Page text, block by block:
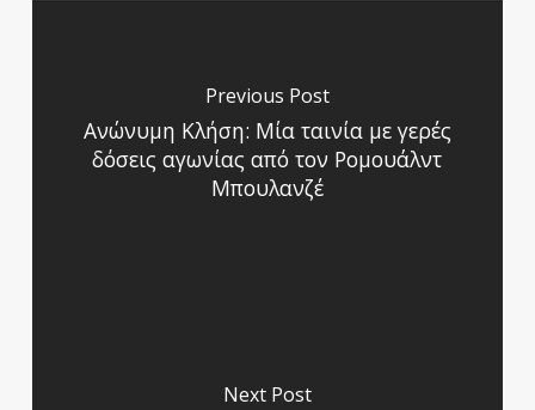
Previous Post
Ανώνυμη Κλήση: Μία ταινία με γερές
δόσεις αγωνίας από τον Ρομουάλντ
Μπουλανζέ
Next Post